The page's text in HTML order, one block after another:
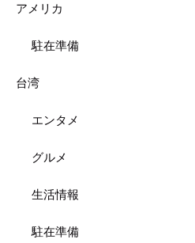
アメリカ
駐在準備
台湾
エンタメ
グルメ
生活情報
駐在準備